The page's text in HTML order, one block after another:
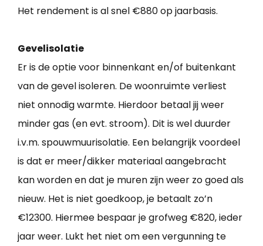
Het rendement is al snel €880 op jaarbasis.
Gevelisolatie
Er is de optie voor binnenkant en/of buitenkant
van de gevel isoleren. De woonruimte verliest
niet onnodig warmte. Hierdoor betaal jij weer
minder gas (en evt. stroom). Dit is wel duurder
i.v.m. spouwmuurisolatie. Een belangrijk voordeel
is dat er meer/dikker materiaal aangebracht
kan worden en dat je muren zijn weer zo goed als
nieuw. Het is niet goedkoop, je betaalt zo’n
€12300. Hiermee bespaar je grofweg €820, ieder
jaar weer. Lukt het niet om een vergunning te